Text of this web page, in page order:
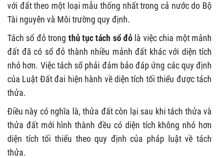
với đất theo một loại mẫu thống nhất trong cả nước do Bộ
Tài nguyên và Môi trường quy định.
Tách sổ đỏ trong thủ tục tách sổ đỏ là việc chia một mảnh
đất đã có sổ đỏ thành nhiều mảnh đất khác với diện tích
nhỏ hơn. Việc tách sổ phải đảm bảo đáp ứng các quy định
của Luật Đất đai hiện hành về diện tích tối thiểu được tách
thửa.
Điều này có nghĩa là, thửa đất còn lại sau khi tách thửa và
thửa đất mới hình thành đều có diện tích không nhỏ hơn
diện tích tối thiểu theo quy định của pháp luật về tách
thửa.